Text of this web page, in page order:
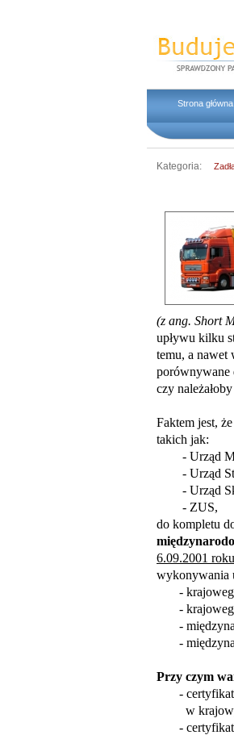
Strona główna
Kategoria:
(z ang. Short
upływu kilku
temu, a nawet
porównywane
czy
Faktem jest,
takich jak:
- Urząd
- Urząd
- Urząd
- ZUS,
do kompletu
6.09.2001 roku
wykonywania
- krajowego
- krajowego
-
-
Przy czym
- certyfikat
w
- certyfikat